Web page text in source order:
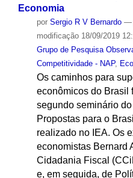
Economia
por Sergio R V Bernardo —
modificação18/09/2019
Grupo de Pesquisa
Competitividade - NAP,
Os caminhos para
econômicos do Brasil
segundo seminário
Propostas para o
realizado no IEA. Os
economistas Bernard
Cidadania Fiscal
e, em seguida, de